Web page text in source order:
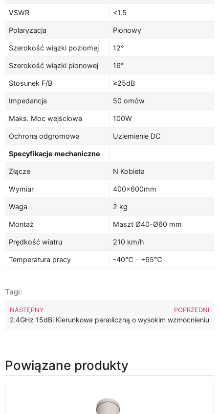
VSWR <1.5
Polaryzacja Pionowy
Szerokość wiązki poziomej 12°
Szerokość wiązki pionowej 16°
Stosunek F/B ≥25dB
Impedancja 50 omów
Maks. Moc wejściowa 100W
Ochrona odgromowa Uziemienie DC
Specyfikacje mechaniczne
Złącze N Kobieta
Wymiar 400×600mm
Waga 2 kg
Montaż Maszt Ø40-Ø60 mm
Prędkość wiatru 210 km/h
Temperatura pracy -40℃ - +65℃
Tagi:
POPRZEDNI
Antena WiFi z siatką paraboliczną o wysokim wzmocnieniu
NASTĘPNY
2.4GHz 15dBi Kierunkowa paraboliczna siatkowa antena WiFi
Powiązane produkty